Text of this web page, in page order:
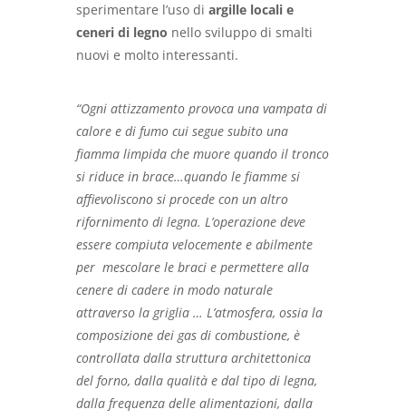
sperimentare l’uso di argille locali e
ceneri di legno nello sviluppo di smalti
nuovi e molto interessanti.
“Ogni attizzamento provoca una vampata di
calore e di fumo cui segue subito una
fiamma limpida che muore quando il tronco
si riduce in brace…quando le fiamme si
affievoliscono si procede con un altro
rifornimento di legna. L’operazione deve
essere compiuta velocemente e abilmente
per mescolare le braci e permettere alla
cenere di cadere in modo naturale
attraverso la griglia … L’atmosfera, ossia la
composizione dei gas di combustione, è
controllata dalla struttura architettonica
del forno, dalla qualità e dal tipo di legna,
dalla frequenza delle alimentazioni, dalla